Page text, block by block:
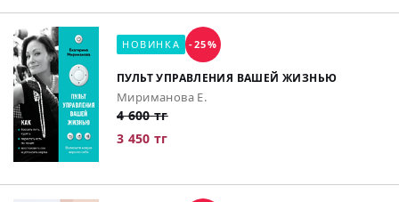
НОВИНКА -25%
ПУЛЬТ УПРАВЛЕНИЯ ВАШЕЙ ЖИЗНЬЮ
Мириманова Е.
4 600 тг
3 450 тг